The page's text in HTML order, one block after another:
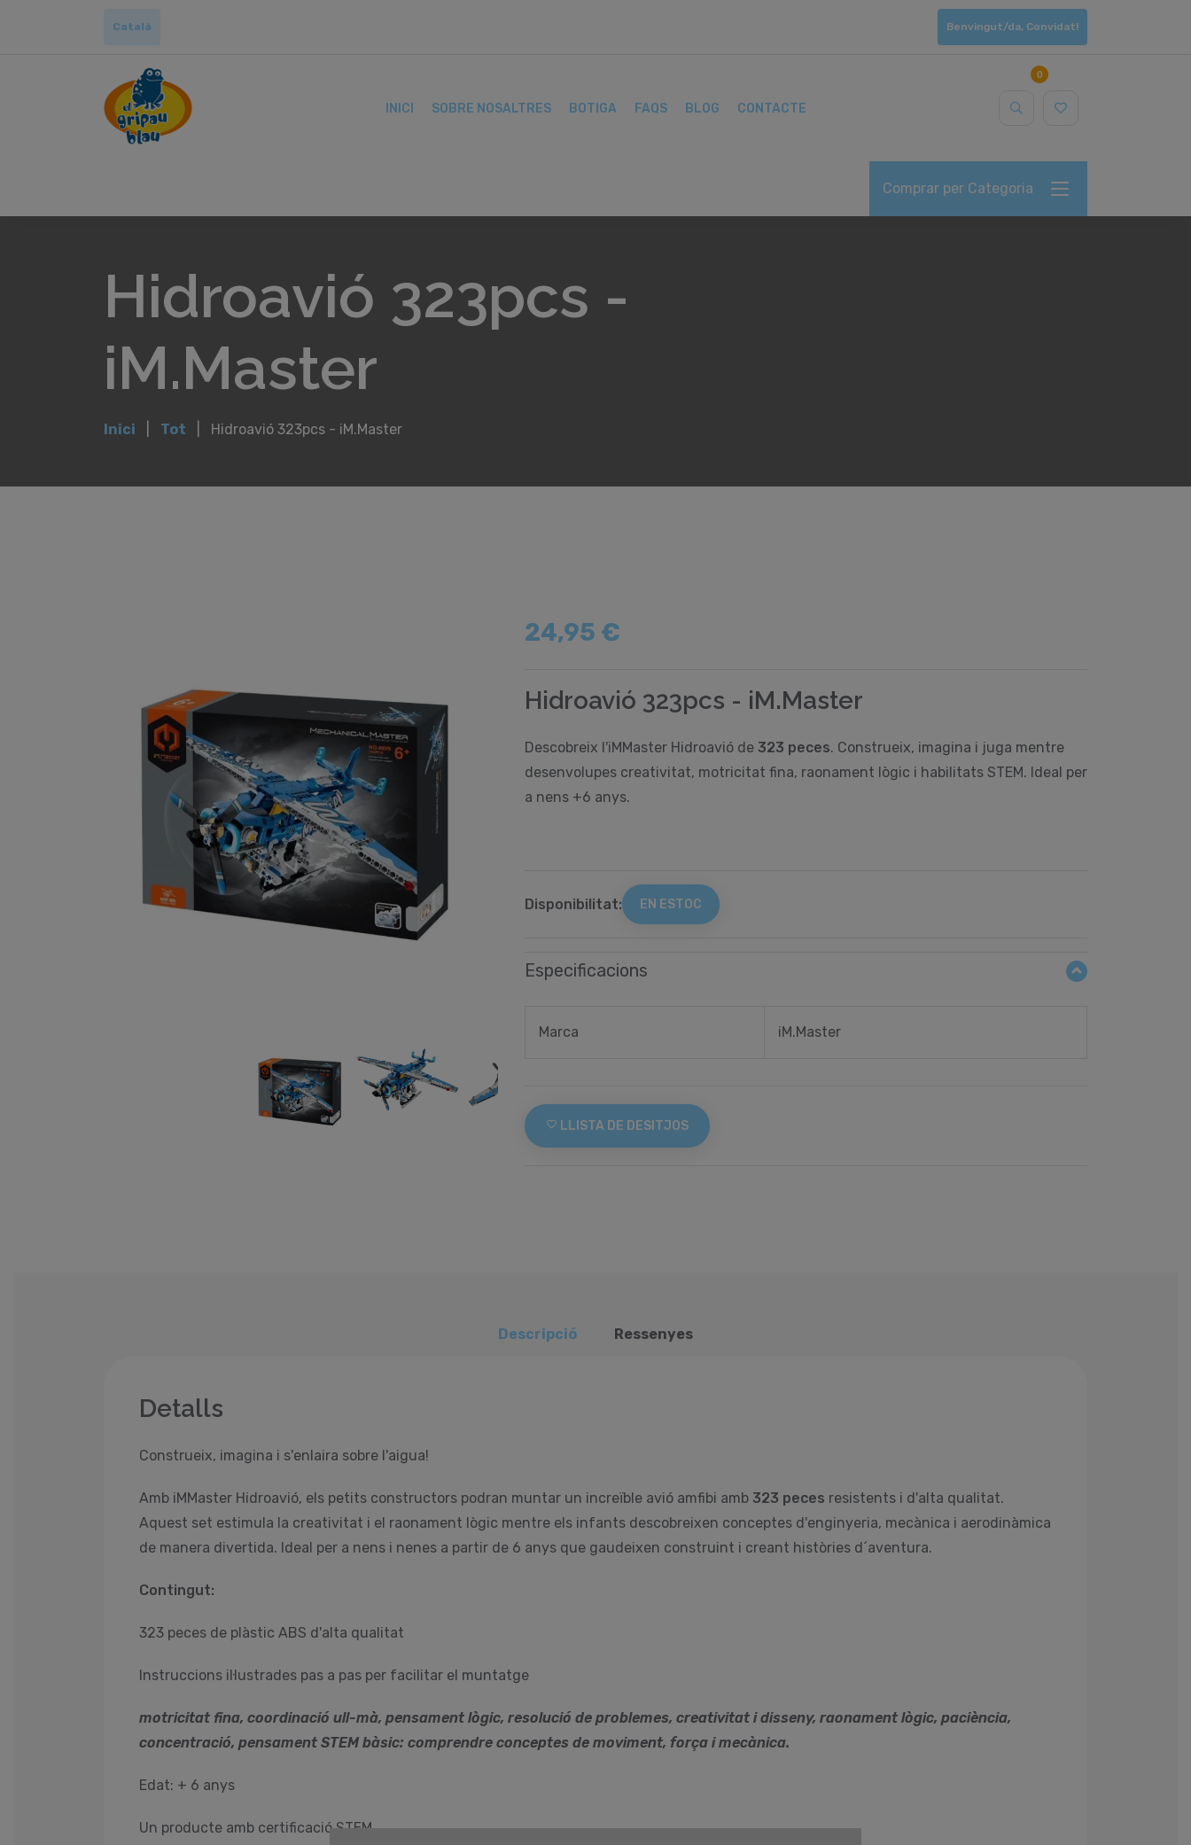
Català Benvingut/da, Convidat!
INICI SOBRE NOSALTRES BOTIGA FAQS BLOG CONTACTE
0
Comprar per Categoria
Hidroavió 323pcs -
iM.Master
Inici Tot Hidroavió 323pcs - iM.Master
24,95 €
Hidroavió 323pcs - iM.Master
Descobreix l'iMMaster Hidroavió de 323 peces. Construeix, imagina i juga mentre
desenvolupes creativitat, motricitat fina, raonament lògic i habilitats STEM. Ideal per
a nens +6 anys.
Disponibilitat: EN ESTOC
Especificacions
Marca iM.Master
favorite_border LLISTA DE DESITJOS
Descripció Ressenyes
Detalls
Construeix, imagina i s'enlaira sobre l'aigua!
Amb iMMaster Hidroavió, els petits constructors podran muntar un increïble avió amfibi amb 323 peces resistents i d'alta qualitat.
Aquest set estimula la creativitat i el raonament lògic mentre els infants descobreixen conceptes d'enginyeria, mecànica i aerodinàmica
de manera divertida. Ideal per a nens i nenes a partir de 6 anys que gaudeixen construint i creant històries d´aventura.
Contingut:
323 peces de plàstic ABS d'alta qualitat
Instruccions il·lustrades pas a pas per facilitar el muntatge
motricitat fina, coordinació ull-mà, pensament lògic, resolució de problemes, creativitat i disseny, raonament lògic, paciència,
concentració, pensament STEM bàsic: comprendre conceptes de moviment, força i mecànica.
Edat: + 6 anys
Un producte amb certificació STEM